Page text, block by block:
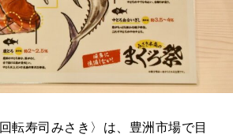
転寿司みさき〉は、豊洲市場で目